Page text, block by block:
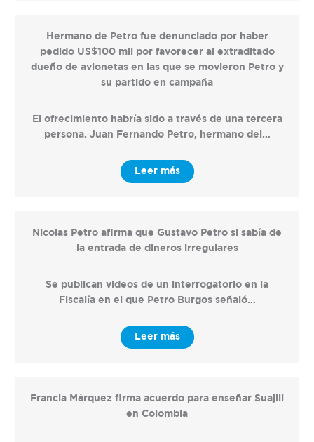
Hermano de Petro fue denunciado por haber
pedido US$100 mil por favorecer al extraditado
dueño de avionetas en las que se movieron Petro y
su partido en campaña
El ofrecimiento habría sido a través de una tercera
persona. Juan Fernando Petro, hermano del…
Leer más
Nicolas Petro afirma que Gustavo Petro si sabía de
la entrada de dineros irregulares
Se publican videos de un interrogatorio en la
Fiscalía en el que Petro Burgos señaló…
Leer más
Francia Márquez firma acuerdo para enseñar Suajili
en Colombia